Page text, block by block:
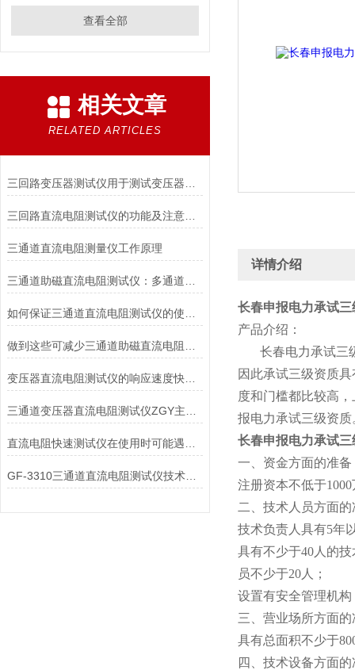
查看全部
相关文章
RELATED ARTICLES
三回路直流电阻测试仪的功能及注意事项
三通道直流电阻测量仪工作原理
变压器直流电阻测试仪的响应速度快、保护功能*
GF-3310三通道直流电阻测试仪技术特点
详情介绍
长春申报电力承试
产品介绍：
长春电力承试三级
因此承试三级资质
度和门槛都比较高
报电力承试三级资质
长春申报电力承试
一、资金方面的准备
注册资本不低于
二、技术人员方面的
技术负责人具有5年
具有不少于40人的
员不少于20人；
设置有安全管理机
三、营业场所方面的
具有总面积不少于
四、技术设备方面的